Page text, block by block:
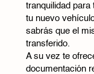
tranquilidad
tu nuevo
sabrás que el
transferido.
A su vez te
documentación